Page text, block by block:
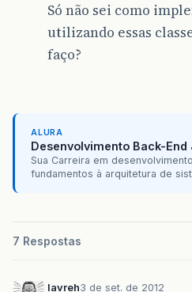
Só não sei como
utilizando essas
faço?
ALURA
Desenvolvimento Back-End
Sua Carreira em
fundamentos à arquitetura de
7 Respostas
lavreh3 de set. de 2012